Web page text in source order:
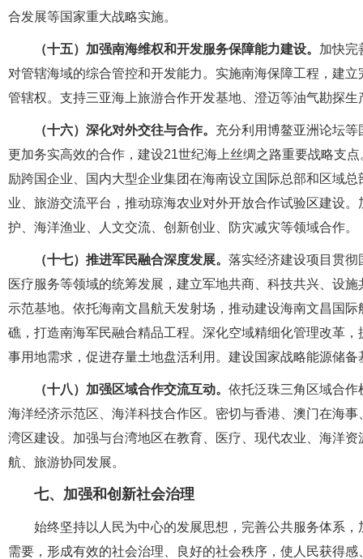
合发展等国家重大战略实施。
（十五）加强南海维权和开发服务保障能力建设。 加快完
对管辖海域的综合管控和开发能力。实施南海保障工程，建
管辖权。支持三亚海上旅游合作开发基地、澄迈等油气勘探
（十六）深化对外交往与合作。 充分利用博鳌亚洲论坛等
更加务实高效的合作，建设21世纪海上丝绸之路重要战略支
励跨国企业、国内大型企业集团在海南设立国际总部和区域
业、旅游交流平台，推动琼海农业对外开放合作试验区建设
护、海洋渔业、人文交流、创新创业、防灾减灾等领域合作。
（十七）推进军民融合深度发展。 落实经济建设项目贯
医疗服务等领域的统筹发展，建立军地共商、科技共兴、设
示范基地。依托海南文昌航天发射场，推动建设海南文昌国
礁，打造南海军民融合精品工程。深化空域精细化管理改革
事用地需求，促进存量土地盘活利用。建设国家战略能源储备
（十八）加强区域合作交流互动。 依托泛珠三角区域合
海洋经济示范区、海洋科技合作区。密切与香港、澳门在海
湾区建设。加强与台湾地区在教育、医疗、现代农业、海洋
航、旅游协同发展。
七、加强和创新社会治理
始终坚持以人民为中心的发展思想，完善公共服务体系
需要，形成有效的社会治理、良好的社会秩序，使人民获得